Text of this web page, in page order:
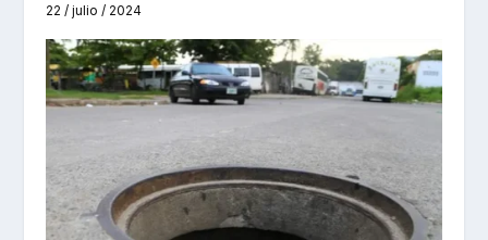
22 / julio / 2024